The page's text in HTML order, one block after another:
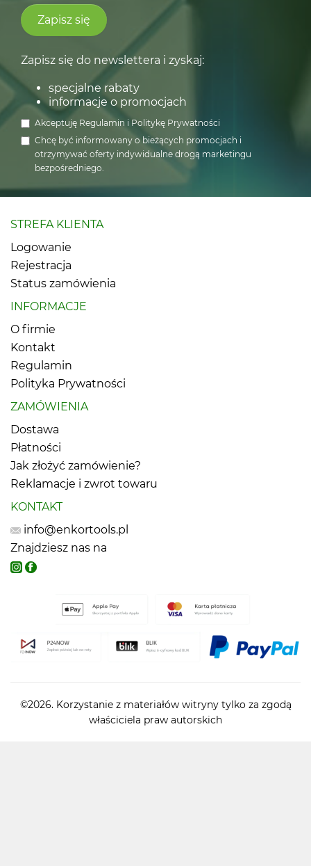
Zapisz się
Zapisz się do newslettera i zyskaj:
specjalne rabaty
informacje o promocjach
Akceptuję Regulamin i Politykę Prywatności
Chcę być informowany o bieżących promocjach i
otrzymywać oferty indywidualne drogą marketingu
bezpośredniego.
STREFA KLIENTA
Logowanie
Rejestracja
Status zamówienia
INFORMACJE
O firmie
Kontakt
Regulamin
Polityka Prywatności
ZAMÓWIENIA
Dostawa
Płatności
Jak złożyć zamówienie?
Reklamacje i zwrot towaru
KONTAKT
info@enkortools.pl
Znajdziesz nas na
©2026. Korzystanie z materiałów witryny tylko za zgodą
właściciela praw autorskich